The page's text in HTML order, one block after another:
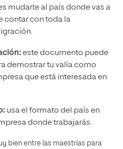
mudarte al país donde vas a
contar con toda la
este documento puede
demostrar tu valía como
que está interesada en
usa el formato del país en
donde trabajarás.
bien entre las maestrías para